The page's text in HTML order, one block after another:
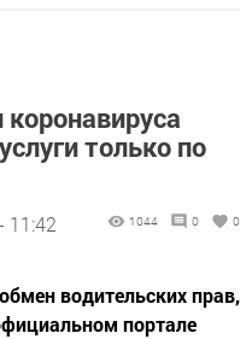
только по
11:42 1044 0 0
водительских прав,
портале